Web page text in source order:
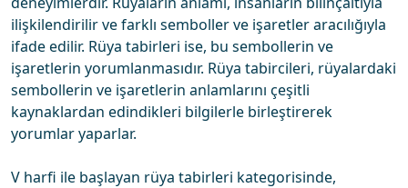
ilişkilendirilir ve farklı semboller ve işaretler aracılığıyla
ifade edilir. Rüya tabirleri ise, bu sembollerin ve
işaretlerin yorumlanmasıdır. Rüya tabircileri, rüyalardaki
sembollerin ve işaretlerin anlamlarını çeşitli
kaynaklardan edindikleri bilgilerle birleştirerek
yorumlar yaparlar.
V harfi ile başlayan rüya tabirleri kategorisinde,